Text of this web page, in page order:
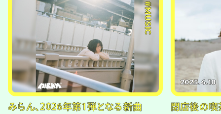
#MUSIC
みらん、2026年第1弾となる新曲
2025.4.18
閉店後の喫